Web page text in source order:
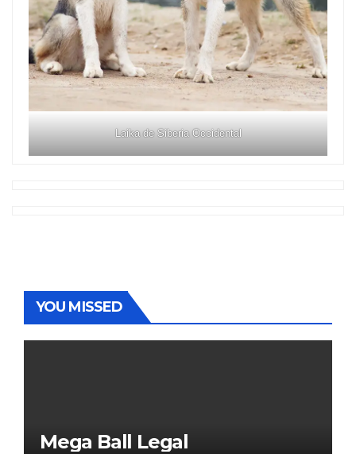
Laika de Siberia Occidental
YOU MISSED
Mega Ball Legal